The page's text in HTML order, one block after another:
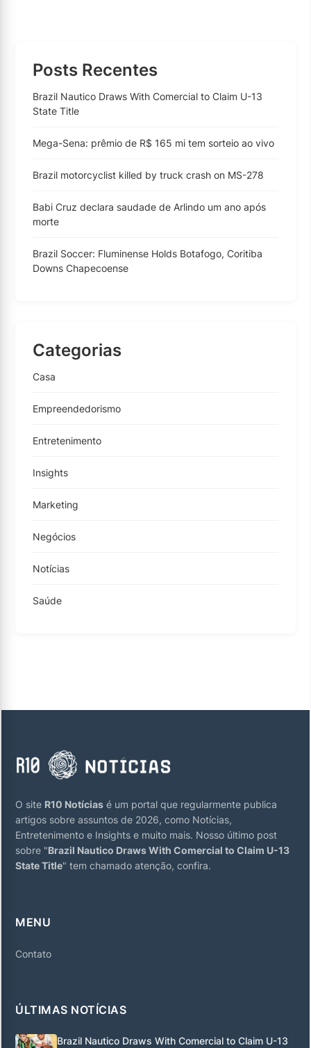
Posts Recentes
Brazil Nautico Draws With Comercial to Claim U-13
State Title
Mega-Sena: prêmio de R$ 165 mi tem sorteio ao vivo
Brazil motorcyclist killed by truck crash on MS-278
Babi Cruz declara saudade de Arlindo um ano após
morte
Brazil Soccer: Fluminense Holds Botafogo, Coritiba
Downs Chapecoense
Categorias
Casa
Empreendedorismo
Entretenimento
Insights
Marketing
Negócios
Notícias
Saúde
O site R10 Notícias é um portal que regularmente publica
artigos sobre assuntos de 2026, como Notícias,
Entretenimento e Insights e muito mais. Nosso último post
sobre "Brazil Nautico Draws With Comercial to Claim U-13
State Title" tem chamado atenção, confira.
MENU
Contato
ÚLTIMAS NOTÍCIAS
Brazil Nautico Draws With Comercial to Claim U-13